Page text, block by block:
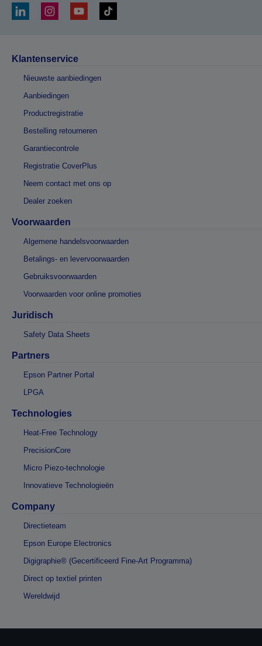
Klantenservice
Nieuwste aanbiedingen
Aanbiedingen
Productregistratie
Bestelling retourneren
Garantiecontrole
Registratie CoverPlus
Neem contact met ons op
Dealer zoeken
Voorwaarden
Algemene handelsvoorwaarden
Betalings- en levervoorwaarden
Gebruiksvoorwaarden
Voorwaarden voor online promoties
Juridisch
Safety Data Sheets
Partners
Epson Partner Portal
LPGA
Technologies
Heat-Free Technology
PrecisionCore
Micro Piezo-technologie
Innovatieve Technologieën
Company
Directieteam
Epson Europe Electronics
Digigraphie® (Gecertificeerd Fine-Art Programma)
Direct op textiel printen
Wereldwijd